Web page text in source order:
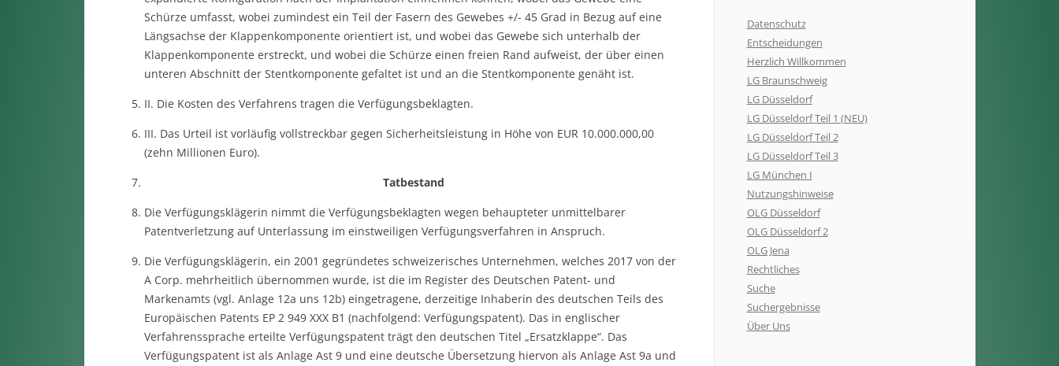
Schürze umfasst, wobei zumindest ein Teil der Fasern des Gewebes +/- 45 Grad in Bezug auf eine
Längsachse der Klappenkomponente orientiert ist, und wobei das Gewebe sich unterhalb der
Klappenkomponente erstreckt, und wobei die Schürze einen freien Rand aufweist, der über einen
unteren Abschnitt der Stentkomponente gefaltet ist und an die Stentkomponente genäht ist.
II. Die Kosten des Verfahrens tragen die Verfügungsbeklagten.
III. Das Urteil ist vorläufig vollstreckbar gegen Sicherheitsleistung in Höhe von EUR 10.000.000,00
(zehn Millionen Euro).
Tatbestand
Die Verfügungsklägerin nimmt die Verfügungsbeklagten wegen behaupteter unmittelbarer
Patentverletzung auf Unterlassung im einstweiligen Verfügungsverfahren in Anspruch.
Die Verfügungsklägerin, ein 2001 gegründetes schweizerisches Unternehmen, welches 2017 von der
A Corp. mehrheitlich übernommen wurde, ist die im Register des Deutschen Patent- und
Markenamts (vgl. Anlage 12a uns 12b) eingetragene, derzeitige Inhaberin des deutschen Teils des
Europäischen Patents EP 2 949 XXX B1 (nachfolgend: Verfügungspatent). Das in englischer
Verfahrenssprache erteilte Verfügungspatent trägt den deutschen Titel „Ersatzklappe“. Das
Verfügungspatent ist als Anlage Ast 9 und eine deutsche Übersetzung hiervon als Anlage Ast 9a und
Datenschutz
Entscheidungen
Herzlich Willkommen
LG Braunschweig
LG Düsseldorf
LG Düsseldorf Teil 1 (NEU)
LG Düsseldorf Teil 2
LG Düsseldorf Teil 3
LG München I
Nutzungshinweise
OLG Düsseldorf
OLG Düsseldorf 2
OLG Jena
Rechtliches
Suche
Suchergebnisse
Über Uns